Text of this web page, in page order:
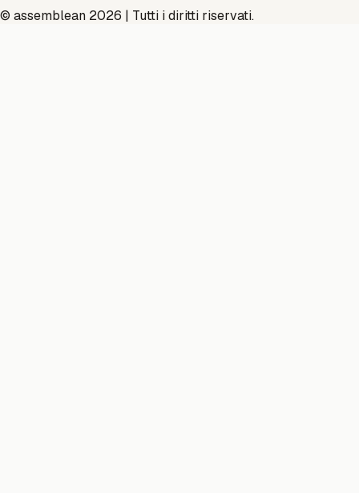
© assemblean 2026 | Tutti i diritti riservati.